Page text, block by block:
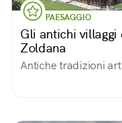
PAESAGGIO
Gli antichi villaggi
Zoldana
Antiche tradizioni